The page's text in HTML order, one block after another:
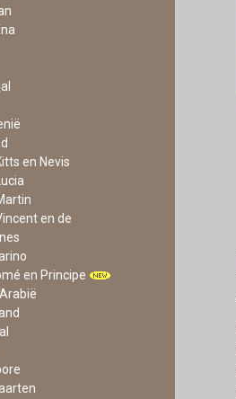
en Nevis
en de
en Principe